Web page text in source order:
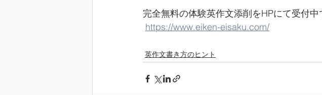
完全無料の体験英作文添削をHPにて受付
https://www.eiken-eisaku.com/
英作文書き方のヒント